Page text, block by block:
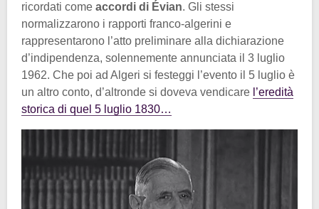
ricordati come accordi di Évian. Gli stessi
normalizzarono i rapporti franco-algerini e
rappresentarono l’atto preliminare alla dichiarazione
d’indipendenza, solennemente annunciata il 3 luglio
1962. Che poi ad Algeri si festeggi l’evento il 5 luglio è
un altro conto, d’altronde si doveva vendicare l’eredità
storica di quel 5 luglio 1830…